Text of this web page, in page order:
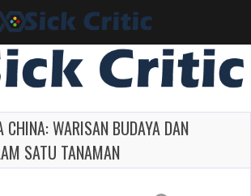
CHINA: WARISAN BUDAYA DAN
SATU TANAMAN